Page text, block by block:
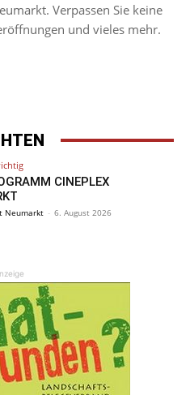
Verpassen Sie keine
und vieles mehr.
CINEPLEX
Neumarkt - 6. August 2026